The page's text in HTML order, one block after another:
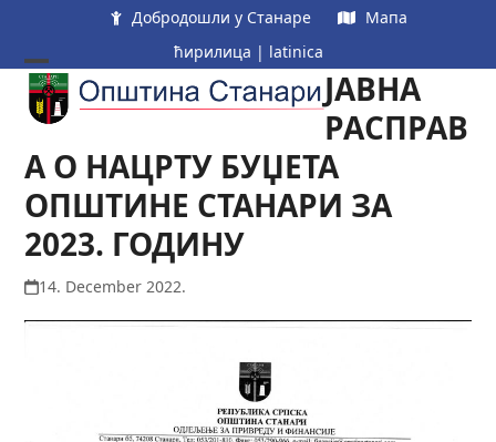
content
Добродошли у Станаре
Мапа
ћирилица | latinica
Open
mobile
menu
Close
mobile
menu
ЈАВНА
РАСПРАВ
А О НАЦРТУ БУЏЕТА
ОПШТИНЕ СТАНАРИ ЗА
2023. ГОДИНУ
14. December 2022.